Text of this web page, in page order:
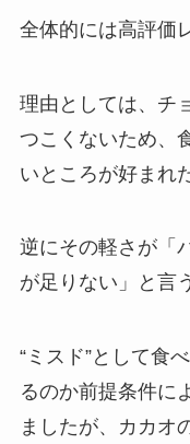
全体的には高評価
理由としては、チ
つこくないため、
いところが好まれ
逆にその軽さが「
が足りない」と言
“ミスド”として食
るのか前提条件に
ましたが、カカオ